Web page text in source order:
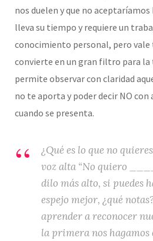
nos duelen y que no
lleva su tiempo y requiere un
conocimiento personal, pero vale
convierte en un gran filtro para la
permite observar con claridad
no te aporta y poder decir NO con
cuando se presenta.
¿Qué es lo que no
voz alta “No quiero
dilo más alto, si puedes
espejo mejor, ¿qué
aprender a reconocer
la primera nos hagamos